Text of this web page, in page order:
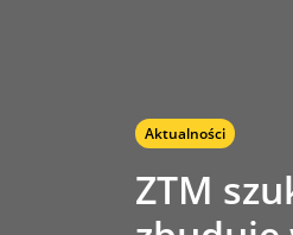
Aktualności
ZTM